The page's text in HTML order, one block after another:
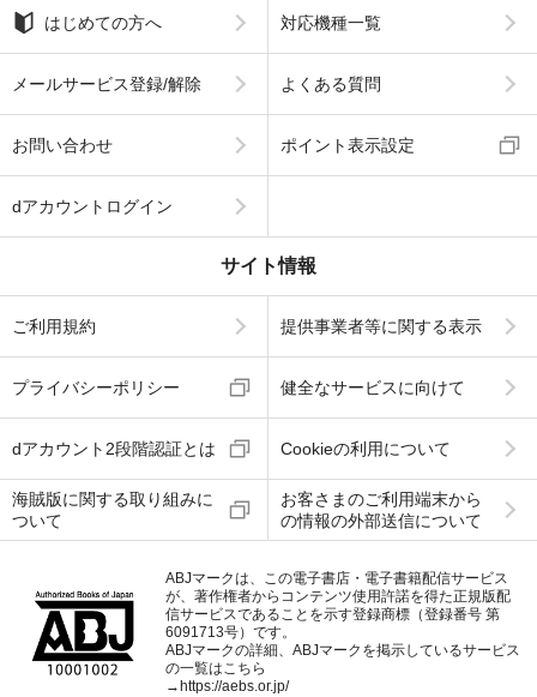
はじめての方へ 対応機種一覧
メールサービス登録/解除 よくある質問
お問い合わせ ポイント表示設定
dアカウントログイン
サイト情報
ご利用規約 提供事業者等に関する表示
プライバシーポリシー 健全なサービスに向けて
dアカウント2段階認証とは Cookieの利用について
海賊版に関する取り組みに
ついて
お客さまのご利用端末から
の情報の外部送信について
ABJマークは、この電子書店・電子書籍配信サービス
が、著作権者からコンテンツ使用許諾を得た正規版配
信サービスであることを示す登録商標（登録番号 第
6091713号）です。
ABJマークの詳細、ABJマークを掲示しているサービス
の一覧はこちら
→ https://aebs.or.jp/